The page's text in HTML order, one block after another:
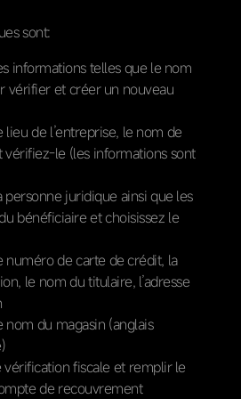
sont:
informations telles que le nom
vérifier et créer un nouveau
lieu de l’entreprise, le nom de
vérifiez-le (les informations sont
personne juridique ainsi que les
bénéficiaire et choisissez le
numéro de carte de crédit, la
le nom du titulaire, l’adresse
nom du magasin (anglais
vérification fiscale et remplir le
de recouvrement